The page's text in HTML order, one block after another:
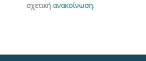
σχετική ανακοίνωση.